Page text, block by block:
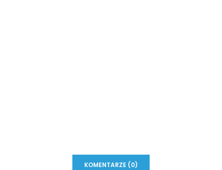
KOMENTARZE (0)